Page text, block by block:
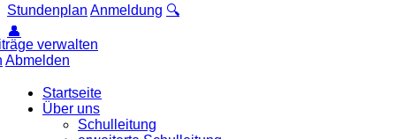
Stundenplan Anmeldung 🔍
👤
verwalten
Abmelden
Startseite
Über uns
Schulleitung